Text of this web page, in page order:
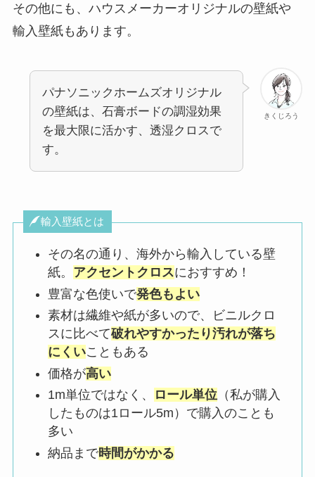
その他にも、 ハウスメーカーオリジナルの壁紙や
輸入壁紙もあります。
きくじろう
パナソニックホームズオリジナル
の壁紙は、石膏ボードの調湿効果
を最大限に活かす、透湿クロスで
す。
輸入壁紙とは
その名の通り、海外から輸入している壁
紙。 アクセントクロスにおすすめ！
豊富な色使いで発色もよい
素材は繊維や紙が多いので、ビニルクロ
スに比べて破れやすかったり汚れが落ち
にくいこともある
価格が高い
1m単位ではなく、
ロール単位 （私が購入
したものは1ロール5m）で購入のことも
多い
納品まで時間がかかる